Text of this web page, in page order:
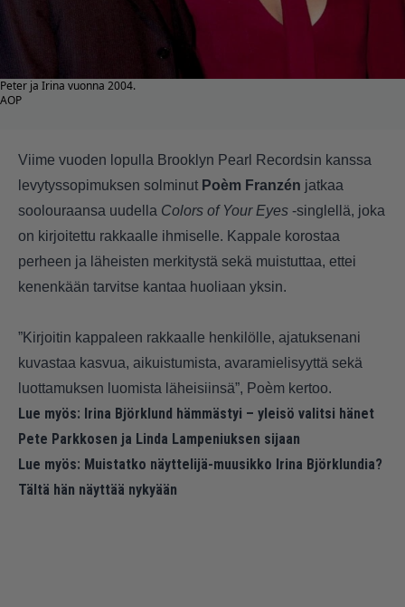
Peter ja Irina vuonna 2004.
AOP
Viime vuoden lopulla Brooklyn Pearl Recordsin kanssa
levytyssopimuksen solminut Poèm Franzén jatkaa
soolouraansa uudella Colors of Your Eyes -singlellä, joka
on kirjoitettu rakkaalle ihmiselle. Kappale korostaa
perheen ja läheisten merkitystä sekä muistuttaa, ettei
kenenkään tarvitse kantaa huoliaan yksin.
”Kirjoitin kappaleen rakkaalle henkilölle, ajatuksenani
kuvastaa kasvua, aikuistumista, avaramielisyyttä sekä
luottamuksen luomista läheisiinsä”, Poèm kertoo.
Lue myös: Irina Björklund hämmästyi – yleisö valitsi hänet
Pete Parkkosen ja Linda Lampeniuksen sijaan
Lue myös: Muistatko näyttelijä-muusikko Irina Björklundia?
Tältä hän näyttää nykyään